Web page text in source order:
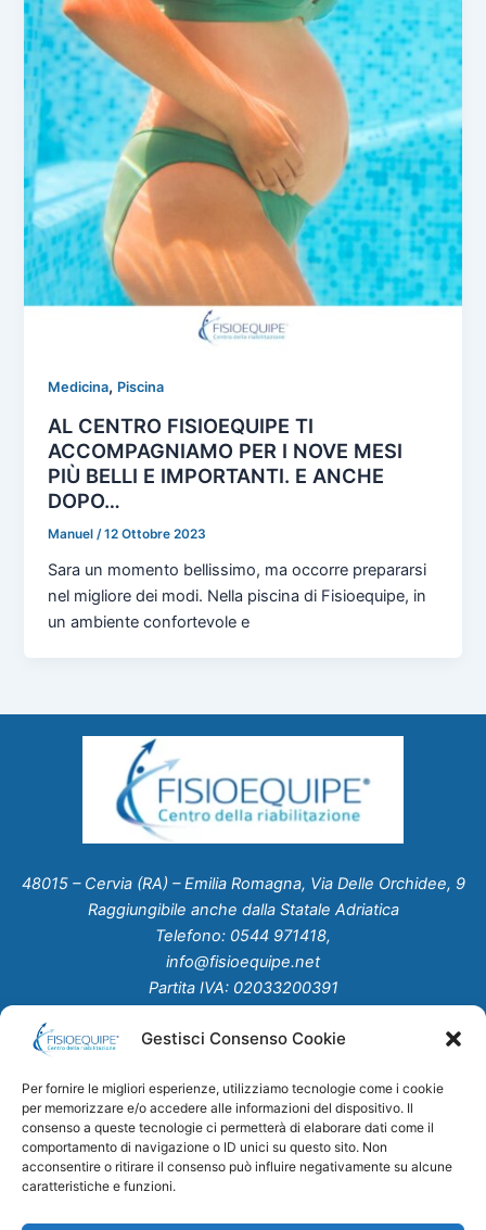
Gestisci Consenso Cookie
Per fornire le migliori esperienze, utilizziamo tecnologie come i cookie
per memorizzare e/o accedere alle informazioni del dispositivo. Il
consenso a queste tecnologie ci permetterà di elaborare dati come il
comportamento di navigazione o ID unici su questo sito. Non
acconsentire o ritirare il consenso può influire negativamente su alcune
caratteristiche e funzioni.
Medicina, Piscina
AL CENTRO FISIOEQUIPE TI
ACCOMPAGNIAMO PER I NOVE MESI
PIÙ BELLI E IMPORTANTI. E ANCHE
DOPO…
Manuel /12 Ottobre 2023
Sara un momento bellissimo, ma occorre prepararsi
nel migliore dei modi. Nella piscina di Fisioequipe, in
un ambiente confortevole e
48015 – Cervia (RA) – Emilia Romagna, Via Delle Orchidee, 9
Raggiungibile anche dalla Statale Adriatica
Telefono: 0544 971418,
info@fisioequipe.net
Partita IVA: 02033200391
Home
Servizi
Studio Medico
Convenzioni
News